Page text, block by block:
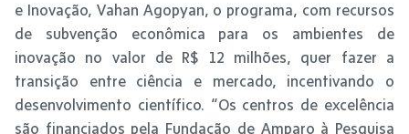
e Inovação, Vahan Agopyan, o programa, com recursos
de subvenção econômica para os ambientes de
inovação no valor de R$ 12 milhões, quer fazer a
transição entre ciência e mercado, incentivando o
desenvolvimento científico. “Os centros de excelência
são financiados pela Fundação de Amparo à Pesquisa